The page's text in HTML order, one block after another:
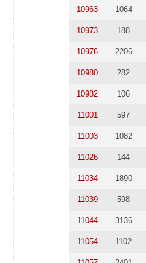
10963 1064
10973 188
10976 2206
10980 282
10982 106
11001 597
11003 1082
11026 144
11034 1890
11039 598
11044 3136
11054 1102